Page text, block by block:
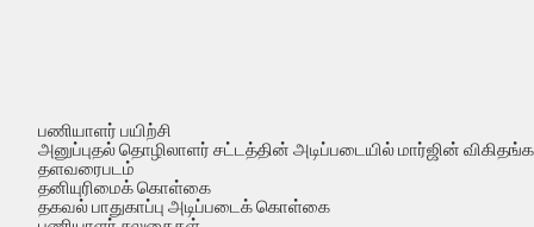
பணியாளர் பயிற்சி
அனுப்புதல் தொழிலாளர் சட்டத்தின் அடிப்படையில் மார்ஜின்
தளவரைபடம்
தனியுரிமைக் கொள்கை
தகவல் பாதுகாப்பு அடிப்படைக் கொள்கை